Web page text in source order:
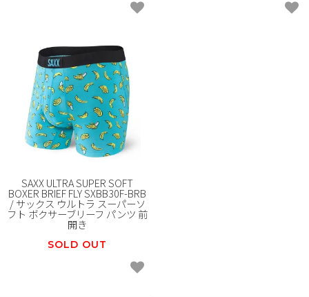
SAXX ULTRA SUPER SOFT
BOXER BRIEF FLY SXBB30F-BRB
/ サックス ウルトラ スーパーソ
フト ボクサーブリーフ パンツ 前
開き
SOLD OUT